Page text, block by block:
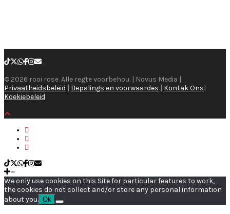
© 2026 rooi rose. Alle regte voorbehou. | Novus Media |
Privaatheidsbeleid | Bepalings en voorwaardes | Kontak Ons|
Koekiebeleid
We only use cookies on this Site for particular features to work,
the cookies do not collect and/or store any personal information
about you. Ok